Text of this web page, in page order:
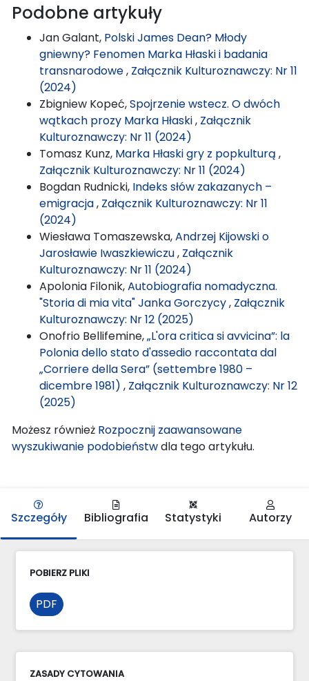
Podobne artykuły
Jan Galant, Polski James Dean? Młody
gniewny? Fenomen Marka Hłaski i badania
transnarodowe, Załącznik Kulturoznawczy: Nr 11
(2024)
Zbigniew Kopeć,Spojrzenie wstecz. O dwóch
wątkach prozy Marka Hłaski, Załącznik
Kulturoznawczy: Nr 11 (2024)
Tomasz Kunz, Marka Hłaski gry z popkulturą ,
Załącznik Kulturoznawczy: Nr 11 (2024)
Bogdan Rudnicki, Indeks słów zakazanych –
emigracja, Załącznik Kulturoznawczy: Nr 11
(2024)
Wiesława Tomaszewska,Andrzej Kijowski o
Jarosławie Iwaszkiewiczu, Załącznik
Kulturoznawczy: Nr 11 (2024)
Apolonia Filonik,Autobiografia nomadyczna.
"Storia di mia vita" Janka Gorczycy, Załącznik
Kulturoznawczy: Nr 12 (2025)
Onofrio Bellifemine,„L'ora critica si avvicina”: la
Polonia dello stato d'assedio raccontata dal
„Corriere della Sera” (settembre 1980 –
dicembre 1981) , Załącznik Kulturoznawczy: Nr 12
(2025)
Możesz również Rozpocznij zaawansowane
wyszukiwanie podobieństwdla tego artykułu.
Szczegóły Bibliografia Statystyki Autorzy
POBIERZ PLIKI
PDF
ZASADY CYTOWANIA